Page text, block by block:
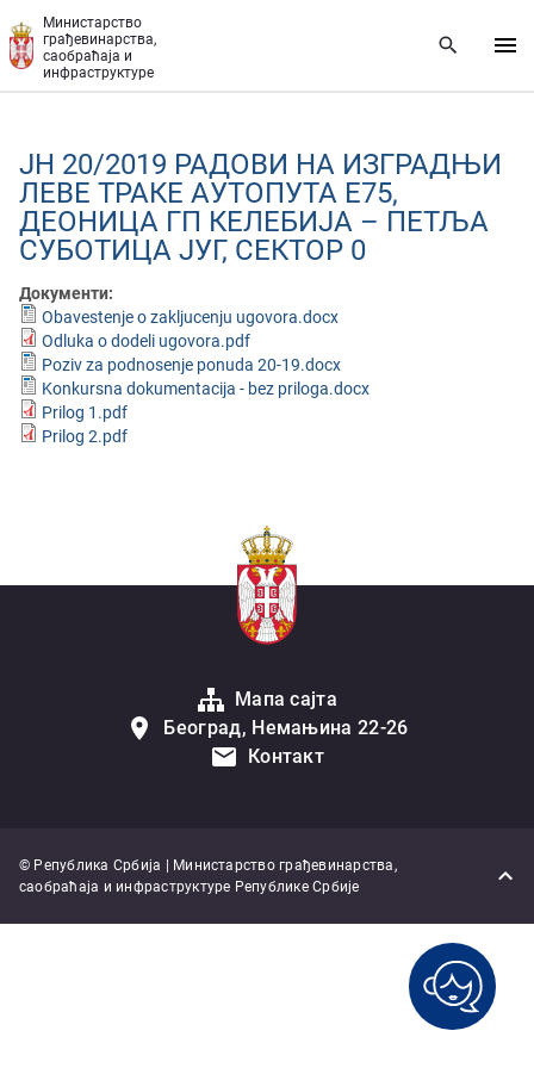
Министарство
грађевинарства,
саобраћаја и
инфраструктуре
ЈН 20/2019 РАДОВИ НА ИЗГРАДЊИ
ЛЕВЕ ТРАКЕ АУТОПУТА Е75,
ДЕОНИЦА ГП КЕЛЕБИЈА – ПЕТЉА
СУБОТИЦА ЈУГ, СЕКТОР 0
Документи:
Obavestenje o zakljucenju ugovora.docx
Odluka o dodeli ugovora.pdf
Poziv za podnosenje ponuda 20-19.docx
Konkursna dokumentacija - bez priloga.docx
Prilog 1.pdf
Prilog 2.pdf
Мапа сајта
Београд, Немањина 22-26
Контакт
© Република Србија | Министарство грађевинарства,
саобраћаја и инфраструктуре Републике Србије